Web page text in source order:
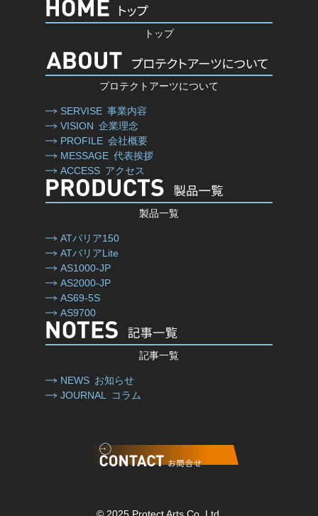
トップ
プロテクトアーツについて
SERVISE 事業内容
VISION 企業理念
PROFILE 会社概要
MESSAGE 代表挨拶
ACCESS アクセス
製品一覧
ATバリア150
ATバリアLite
AS1000-JP
AS2000-JP
AS69-5S
AS9700
記事一覧
NEWS お知らせ
JOURNAL
コラム
© 2025 Protect Arts Co.,Ltd.